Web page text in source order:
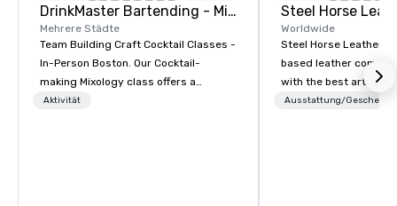
DrinkMaster Bartending - Mixology Team Building
Mehrere Städte
Team Building Craft Cocktail Classes -
In-Person Boston. Our Cocktail-
making Mixology class offers a
complete turnkey solution for your
Aktivität
Steel Horse
Worldwide
Steel Horse Leather is
based leather
with the best
handmade leather
Ausstattung/Geschenke